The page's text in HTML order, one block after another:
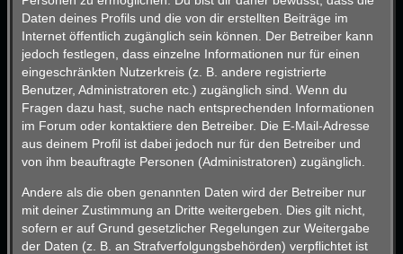
Daten deines Profils und die von dir erstellten Beiträge im
Internet öffentlich zugänglich sein können. Der Betreiber kann
jedoch festlegen, dass einzelne Informationen nur für einen
eingeschränkten Nutzerkreis (z. B. andere registrierte
Benutzer, Administratoren etc.) zugänglich sind. Wenn du
Fragen dazu hast, suche nach entsprechenden Informationen
im Forum oder kontaktiere den Betreiber. Die E-Mail-Adresse
aus deinem Profil ist dabei jedoch nur für den Betreiber und
von ihm beauftragte Personen (Administratoren) zugänglich.
Andere als die oben genannten Daten wird der Betreiber nur
mit deiner Zustimmung an Dritte weitergeben. Dies gilt nicht,
sofern er auf Grund gesetzlicher Regelungen zur Weitergabe
der Daten (z. B. an Strafverfolgungsbehörden) verpflichtet ist